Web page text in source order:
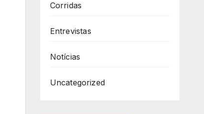
Corridas
Entrevistas
Notícias
Uncategorized